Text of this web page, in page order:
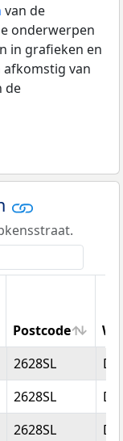
van de
onderwerpen
in grafieken en
afkomstig van
de
Postcode
Postcode
2628SL
2628SL
2628SL